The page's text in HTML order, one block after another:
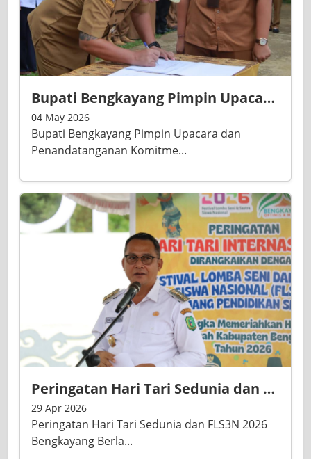
Bupati Bengkayang Pimpin Upacara dan Penandatanganan Komitmen Bersama SPMB 2026/2027
04 May 2026
Bupati Bengkayang Pimpin Upacara dan
Penandatanganan Komitme...
Peringatan Hari Tari Sedunia dan FLS3N 2026 Bengkayang Berlangsung Semarak, Tampilkan Talenta Seni Pelajar
29 Apr 2026
Peringatan Hari Tari Sedunia dan FLS3N 2026
Bengkayang Berla...